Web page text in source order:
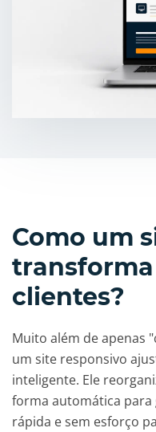
Como um
clientes?
Muito além de apenas
um site responsivo
inteligente. Ele
forma automática para
rápida e sem esforço